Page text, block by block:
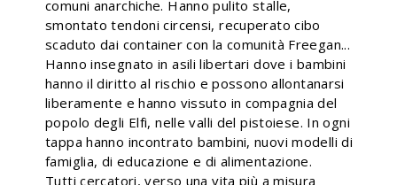
comuni anarchiche. Hanno pulito stalle,
smontato tendoni circensi, recuperato cibo
scaduto dai container con la comunità Freegan...
Hanno insegnato in asili libertari dove i bambini
hanno il diritto al rischio e possono allontanarsi
liberamente e hanno vissuto in compagnia del
popolo degli Elfi, nelle valli del pistoiese. In ogni
tappa hanno incontrato bambini, nuovi modelli di
famiglia, di educazione e di alimentazione.
Tutti cercatori, verso una vita più a misura